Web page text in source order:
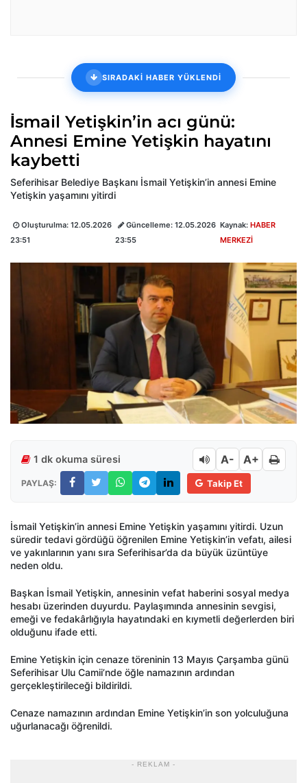
SIRADAKİ HABER YÜKLENDİ
İsmail Yetişkin’in acı günü:
Annesi Emine Yetişkin hayatını
kaybetti
Seferihisar Belediye Başkanı İsmail Yetişkin’in annesi Emine
Yetişkin yaşamını yitirdi
Oluşturulma: 12.05.2026
23:51
Güncelleme: 12.05.2026
23:55
Kaynak:HABER
MERKEZİ
1 dk okuma süresi A- A+
PAYLAŞ: Takip Et
İsmail Yetişkin’in annesi Emine Yetişkin yaşamını yitirdi. Uzun
süredir tedavi gördüğü öğrenilen Emine Yetişkin’in vefatı, ailesi
ve yakınlarının yanı sıra Seferihisar’da da büyük üzüntüye
neden oldu.
Başkan İsmail Yetişkin, annesinin vefat haberini sosyal medya
hesabı üzerinden duyurdu. Paylaşımında annesinin sevgisi,
emeği ve fedakârlığıyla hayatındaki en kıymetli değerlerden biri
olduğunu ifade etti.
Emine Yetişkin için cenaze töreninin 13 Mayıs Çarşamba günü
Seferihisar Ulu Camii’nde öğle namazının ardından
gerçekleştirileceği bildirildi.
Cenaze namazının ardından Emine Yetişkin’in son yolculuğuna
uğurlanacağı öğrenildi.
- REKLAM -